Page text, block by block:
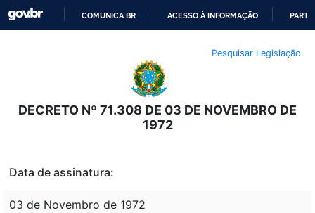
O
CONTEÚDO
COMUNICA BR ACESSO À INFORMAÇÃO
Pesquisar Legislação
DECRETO Nº 71.308 DE 03 DE NOVEMBRO DE
1972
Data de assinatura:
03 de Novembro de 1972